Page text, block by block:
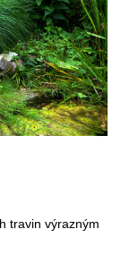
travin výrazným